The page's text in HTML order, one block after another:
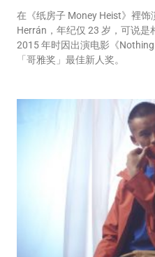
在《纸房子 Money Heist》裡饰
Herrán，年纪仅 23 岁，可说
2015 年时因出演电影《
「哥雅奖」最佳新人奖。